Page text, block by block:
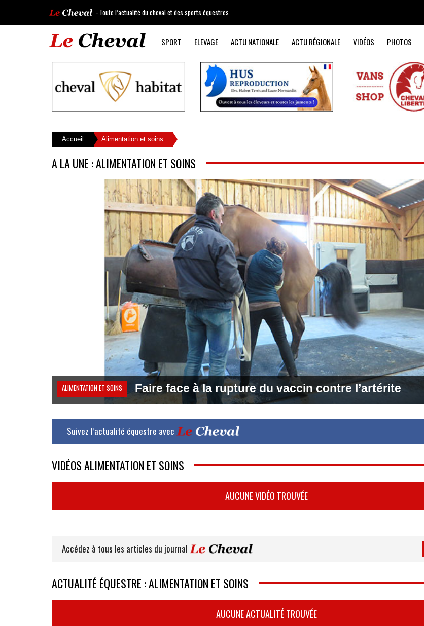
- Toute l’actualité du cheval et des sports équestres
SPORT ELEVAGE ACTU NATIONALE ACTU RÉGIONALE VIDÉOS PHOTOS
Accueil Alimentation et soins
A LA UNE : ALIMENTATION ET SOINS
ALIMENTATION ET SOINS Faire face à la rupture du vaccin contre l’artérite
Suivez l’actualité équestre avec
VIDÉOS ALIMENTATION ET SOINS
AUCUNE VIDÉO TROUVÉE
Accédez à tous les articles du journal
ACTUALITÉ ÉQUESTRE : ALIMENTATION ET SOINS
AUCUNE ACTUALITÉ TROUVÉE